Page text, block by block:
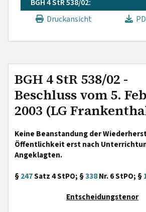
BGH 4 StR 538/02:
Druckansicht
BGH 4 StR 538/02 -
Beschluss vom 5.
2003 (LG
Keine Beanstandung der
Öffentlichkeit erst nach
Angeklagten.
§247Satz 4 StPO; §338Nr. 6 StPO; §
Entscheidungstenor